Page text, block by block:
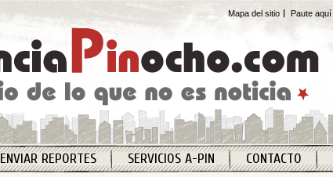
Mapa del sitio Paute aquí
ENVIAR REPORTES SERVICIOS A-PIN CONTACTO